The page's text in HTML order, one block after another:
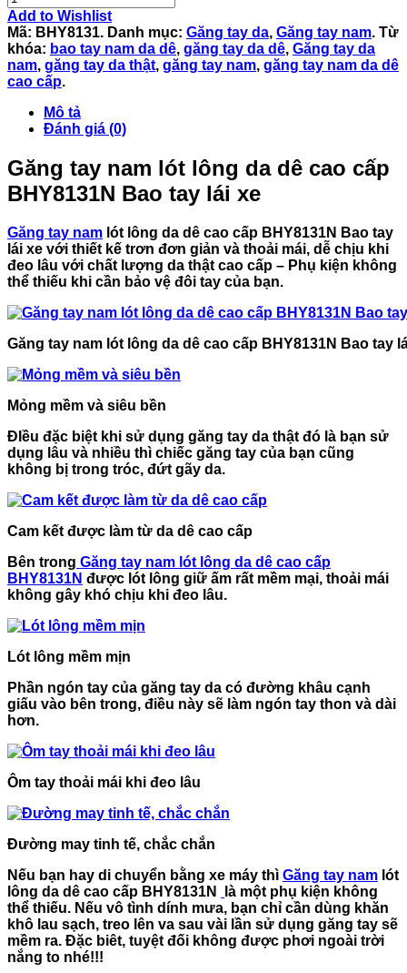
Add to Wishlist
Mã: BHY8131. Danh mục: Găng tay da, Găng tay nam. Từ
khóa: bao tay nam da dê, găng tay da dê, Găng tay da
nam, găng tay da thật, găng tay nam, găng tay nam da dê
cao cấp.
Mô tả
Đánh giá (0)
Găng tay nam lót lông da dê cao cấp
BHY8131N Bao tay lái xe
Găng tay nam lót lông da dê cao cấp BHY8131N Bao tay
lái xe với thiết kế trơn đơn giản và thoải mái, dễ chịu khi
đeo lâu với chất lượng da thật cao cấp – Phụ kiện không
thể thiếu khi cần bảo vệ đôi tay của bạn.
Găng tay nam lót lông da dê cao cấp BHY8131N Bao tay
Mỏng mềm và siêu bền
ĐIều đặc biệt khi sử dụng găng tay da thật đó là bạn sử
dụng lâu và nhiều thì chiếc găng tay của bạn cũng
không bị trong tróc, đứt gãy da.
Cam kết được làm từ da dê cao cấp
Bên trong Găng tay nam lót lông da dê cao cấp
BHY8131N được lót lông giữ ấm rất mềm mại, thoải mái
không gây khó chịu khi đeo lâu.
Lót lông mềm mịn
Phần ngón tay của găng tay da có đường khâu cạnh
giấu vào bên trong, điều này sẽ làm ngón tay thon và dài
hơn.
Ôm tay thoải mái khi đeo lâu
Đường may tinh tế, chắc chắn
Nếu bạn hay di chuyển bằng xe máy thì Găng tay nam lót
lông da dê cao cấp BHY8131N
là một phụ kiện không
thể thiếu. Nếu vô tình dính mưa, bạn chỉ cần dùng khăn
khô lau sạch, treo lên va sau vài lần sử dụng găng tay sẽ
mềm ra. Đặc biêt, tuyệt đối không được phơi ngoài trời
nắng to nhé!!!